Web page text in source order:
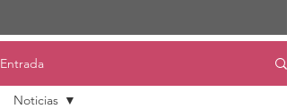
Entrada
Noticias